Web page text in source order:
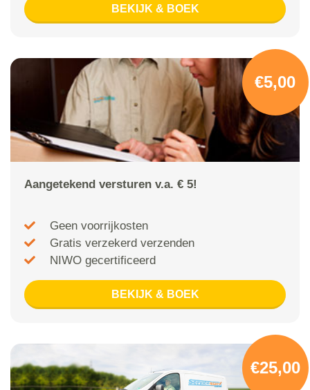
BEKIJK & BOEK
€5,00
Aangetekend versturen v.a. € 5!
Geen voorrijkosten
Gratis verzekerd verzenden
NIWO gecertificeerd
BEKIJK & BOEK
€25,00